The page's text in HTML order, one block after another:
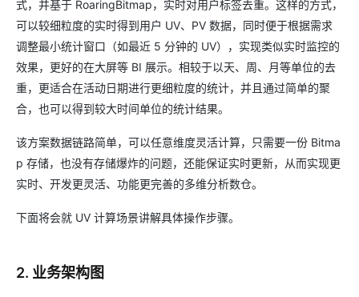
式，并基于 RoaringBitmap，实时对用户标签去重。这样的方式，
可以较细粒度的实时得到用户 UV、PV 数据，同时便于根据需求
调整最小统计窗口（如最近 5 分钟的 UV），实现类似实时监控的
效果，更好的在大屏等 BI 展示。相较于以天、周、月等单位的去
重，更适合在活动日期进行更细粒度的统计，并且通过简单的聚
合，也可以得到较大时间单位的统计结果。
该方案数据链路简单，可以任意维度灵活计算，只需要一份 Bitma
p 存储，也没有存储爆炸的问题，还能保证实时更新，从而实现更
实时、开发更灵活、功能更完善的多维分析数仓。
下面将会就 UV 计算场景讲解具体操作步骤。
2. 业务架构图